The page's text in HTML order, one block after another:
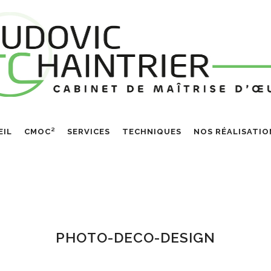
CMOC² SERVICES TECHNIQUES NOS
PHOTO-DECO-DESIGN